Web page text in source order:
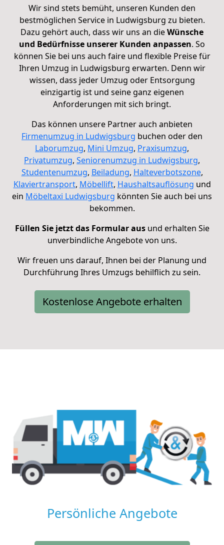
Wir sind stets bemüht, unseren Kunden den
bestmöglichen Service in Ludwigsburg zu bieten.
Dazu gehört auch, dass wir uns an dieWünsche
und Bedürfnisse unserer Kunden anpassen. So
können Sie bei uns auch faire und flexible Preise für
Ihren Umzug in Ludwigsburg erwarten. Denn wir
wissen, dass jeder Umzug oder Entsorgung
einzigartig ist und seine ganz eigenen
Anforderungen mit sich bringt.
Das können unsere Partner auch anbieten
Firmenumzug in Ludwigsburg buchen oder den
Laborumzug, Mini Umzug, Praxisumzug,
Privatumzug, Seniorenumzug in Ludwigsburg,
Studentenumzug, Beiladung, Halteverbotszone,
Klaviertransport, Möbellift, Haushaltsauflösung und
ein Möbeltaxi Ludwigsburg könnten Sie auch bei uns
bekommen.
Füllen Sie jetzt das Formular ausund erhalten Sie
unverbindliche Angebote von uns.
Wir freuen uns darauf, Ihnen bei der Planung und
Durchführung Ihres Umzugs behilflich zu sein.
Kostenlose Angebote erhalten
Persönliche Angebote